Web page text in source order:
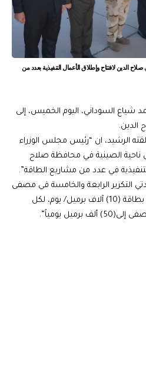
الدين لافتتاح وإطلاق الأعمال التنفيذية بعدد من
السوداني، اليوم الخميس، إلى
الدين.
الرشيد، ان “رئيس مجلس الوزراء
الصينية في محافظة صلاح
في عدد من مشاريع الطاقة”.
التكرير الرابعة والخامسة في مصفى
الصينية بمحافظة صلاح الدين، بطاقة (10) آلاف برميل/ يوم، لكل
يومياً”.